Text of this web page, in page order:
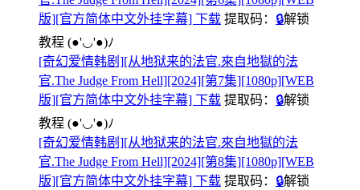
版][官方简体中文外挂字幕] 下载 提取码： 🔒解锁
教程 (●'◡'●)ﾉ
[奇幻爱情韩剧][从地狱来的法官.來自地獄的法
官.The Judge From Hell][2024][第7集][1080p][WEB
版][官方简体中文外挂字幕] 下载 提取码： 🔒解锁
教程 (●'◡'●)ﾉ
[奇幻爱情韩剧][从地狱来的法官.來自地獄的法
官.The Judge From Hell][2024][第8集][1080p][WEB
版][官方简体中文外挂字幕] 下载 提取码： 🔒解锁